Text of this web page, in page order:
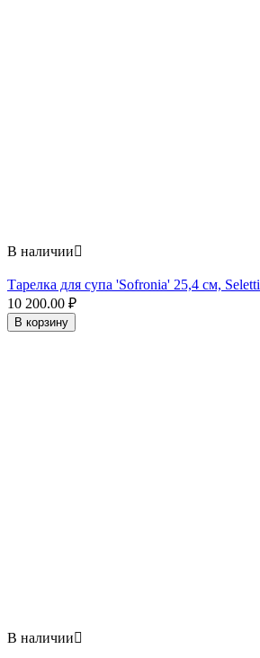
В наличии
Тарелка для супа 'Sofronia' 25,4 см, Seletti
10 200.00 ₽
В корзину
В наличии